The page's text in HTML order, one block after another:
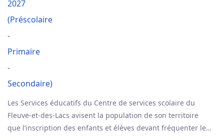
Les Services éducatifs du Centre de services scolaire du
Fleuve-et-des-Lacs avisent la population de son territoire
que l’inscription des enfants et élèves devant fréquenter le